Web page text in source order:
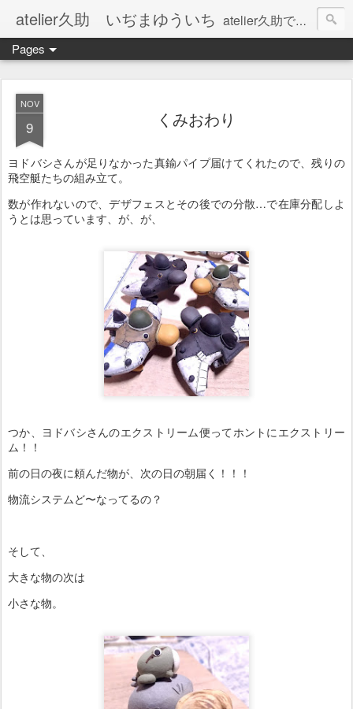
atelier久助 いぢまゆういち atelier久助では土と火から暖かなモノたちを生み出しています。 ご覧になられた方が和んで頂ければ幸いです。
Pages
NOV
9 くみおわり
ヨドバシさんが足りなかった真鍮パイプ届けてくれたので、残りの
飛空艇たちの組み立て。
数が作れないので、デザフェスとその後での分散…で在庫分配しよ
うとは思っています、が、が、
つか、ヨドバシさんのエクストリーム便ってホントにエクストリー
ム！！
前の日の夜に頼んだ物が、次の日の朝届く！！！
物流システムど〜なってるの？
そして、
大きな物の次は
小さな物。